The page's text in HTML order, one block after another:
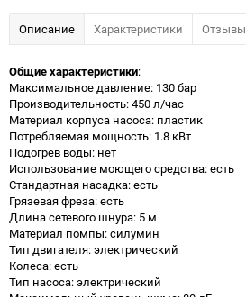
Описание Характеристики Отзывы
Общие характеристики:
Максимальное давление: 130 бар
Производительность: 450 л/час
Материал корпуса насоса: пластик
Потребляемая мощность: 1.8 кВт
Подогрев воды: нет
Использование моющего средства: есть
Стандартная насадка: есть
Грязевая фреза: есть
Длина сетевого шнура: 5 м
Материал помпы: силумин
Тип двигателя: электрический
Колеса: есть
Тип насоса: электрический